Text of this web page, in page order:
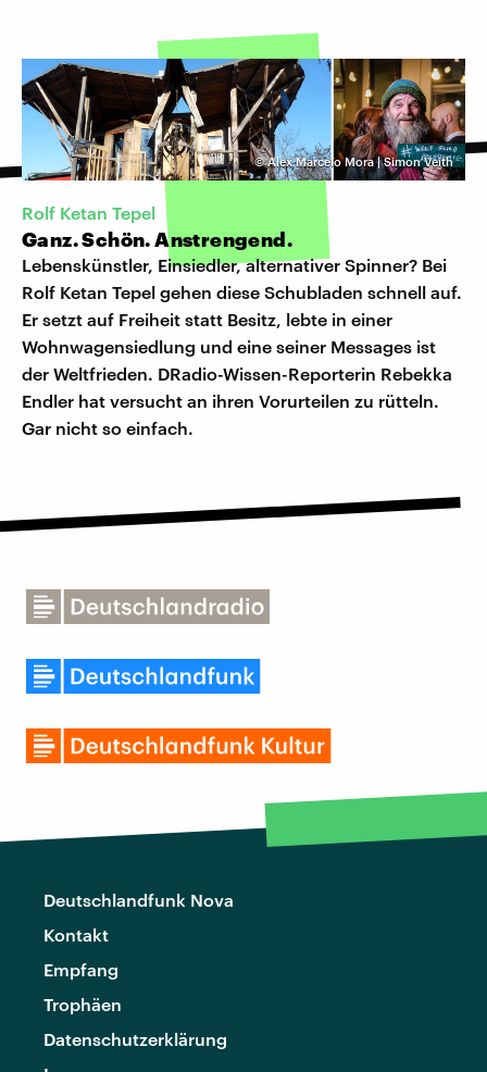
©Alex Marcelo Mora | Simon Veith
Rolf Ketan Tepel
Ganz. Schön. Anstrengend.
Lebenskünstler, Einsiedler, alternativer Spinner? Bei
Rolf Ketan Tepel gehen diese Schubladen schnell auf.
Er setzt auf Freiheit statt Besitz, lebte in einer
Wohnwagensiedlung und eine seiner Messages ist
der Weltfrieden. DRadio-Wissen-Reporterin Rebekka
Endler hat versucht an ihren Vorurteilen zu rütteln.
Gar nicht so einfach.
Deutschlandfunk Nova
Kontakt
Empfang
Trophäen
Datenschutzerklärung